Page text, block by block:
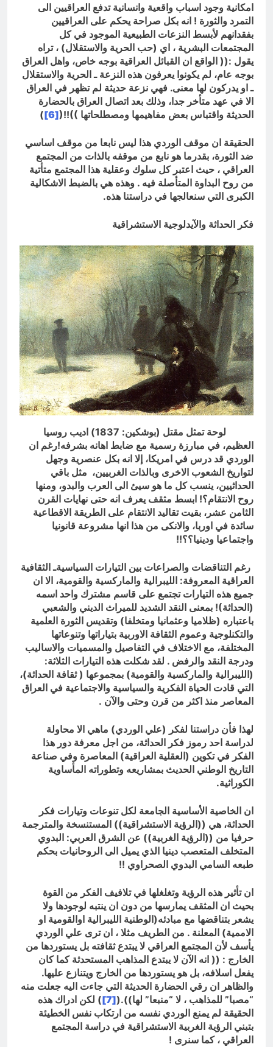
امكانية وجود اسباب واقعية وانسانية تدفع العراقيين الى
التمرد والثورة ! انه بكل صراحة يحكم على العراقيين
بفقدانهم لأبسط النزعات الطبيعية الموجود في كل
المجتمعات البشرية ، اي (حب الحرية والاستقلال) ، تراه
يقول :(( الواقع ان القبائل العراقية بوجه خاص، واهل العراق
بوجه عام، لم يكونوا يعرفون هذه النزعة ـ الحرية والاستقلال
ـ او يدركون لها معنى. فهي نزعة حديثة لم تظهر في العراق
الا في عهد متأخر جدا، وذلك بعد اتصال العراق بالحضارة
الحديثة واقتباس بعض مفاهيمها ومصطلحاتها ))!!([6]
)
الحقيقة ان موقف الوردي هذا ليس نابعا من موقف اساسي
ضد الثورة، بقدرما هو نابع من موقفه بالذات من المجتمع
العراقي ، حيث اعتبر كل سلوك وعقلية هذا المجتمع متأتية
من روح البداوة المتأصلة فيه . وهذه هي بالضبط الاشكالية
الكبرى التي سنعالجها في دراستنا هذه.
فكر الحداثة والآيدلوجية الاستشراقية
لوحة تمثل مقتل (بوشكين: 1837) اديب روسيا
العظيم، في مبارزة رسمية مع ضابط اهانه بشرفه!رغم ان
الوردي قد درس في امريكا، إلا انه بكل عنصرية وجهل
لتواريخ الشعوب الاخرى وبالذات الغربيين، مثل باقي
الحداثيين، ينسب كل ما هو سيئ الى العرب والبدو، ومنها
روح الانتقام؟! ابسط مثقف يعرف انه حتى نهايات القرن
الثامن عشر، بقيت تقاليد الانتقام على الطريقة الاقطاعية
سائدة في اوربا، والانكى من هذا انها مشروعة قانونيا
واجتماعيا ودينيا؟؟!!
رغم التناقضات والصراعات بين التيارات السياسيةـ الثقافية
العراقية المعروفة: الليبرالية والماركسية والقومية، الا ان
جميع هذه التيارات تجتمع على قاسم مشترك واحد اسمه
(الحداثة)! بمعنى النقد الشديد للميراث الديني والشعبي
باعتباره (ظلاميا وعثمانيا ومتخلفا) وتقديس الثورة العلمية
والتكنلوجية وعموم الثقافة الاوربية بتياراتها وتنوعاتها
المختلفة، مع الاختلاف في التفاصيل والمسميات والاساليب
ودرجة النقد والرفض . لقد شكلت هذه التيارات الثلاثة:
(الليبرالية والماركسية والقومية) بمجموعها ( ثقافة الحداثة)،
التي قادت الحياة الفكرية والسياسية والاجتماعية في العراق
المعاصر منذ اكثر من قرن وحتى والآن .
لهذا فأن دراستنا لفكر (علي الوردي) ماهي الا محاولة
لدراسة احد رموز فكر الحداثة، من اجل معرفة دور هذا
الفكر في تكوين (العقلية العراقية) المعاصرة وفي صناعة
التاريخ الوطني الحديث بمشاريعه وتطوراته المأساوية
الكوراثية.
ان الخاصية الأساسية الجامعة لكل تنوعات وتيارات فكر
الحداثة، هي ((الرؤية الاستشراقية)) المستنسخة والمترجمة
حرفيا من ((الرؤية الغربية)) عن الشرق العربي: البدوي
المتخلف المتعصب دينيا الذي يميل الى الروحانيات بحكم
طبعه السامي البدوي الصحراوي !!
ان تأثير هذه الرؤية وتغلغلها في تلافيف الفكر من القوة
بحيث ان المثقف يمارسها من دون ان ينتبه لوجودها ولا
يشعر بتناقضها مع مبادئه(الوطنية الليبرالية اوالقومية او
الاممية) المعلنة . من الطريف مثلا ، ان ترى علي الوردي
يأسف لأن المجتمع العراقي لا يبتدع ثقافته بل يستوردها من
الخارج : (( انه الآن لا يبتدع المذاهب المستحدثة كما كان
يفعل اسلافه، بل هو يستوردها من الخارج ويتنازع عليها.
والظاهر ان رقي الحضارة الحديثة التي جاءت اليه جعلت منه
“مصبا” للمذاهب ، لا “منبعا” لها)).([7]
) لكن ادراك هذه
الحقيقة لم يمنع الوردي نفسه من ارتكاب نفس الخطيئة
بتبني الرؤية الغربية الاستشراقية في دراسة المجتمع
العراقي ، كما سنرى !